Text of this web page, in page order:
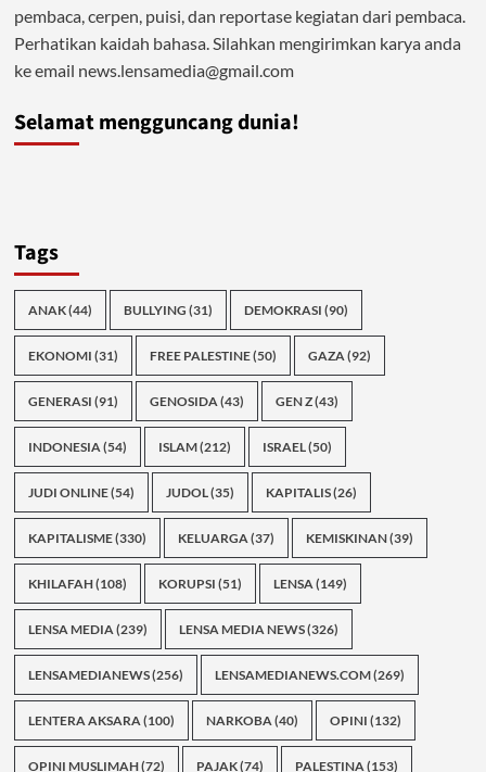
pembaca, cerpen, puisi, dan reportase kegiatan dari pembaca.
Perhatikan kaidah bahasa. Silahkan mengirimkan karya anda
ke email news.lensamedia@gmail.com
Selamat mengguncang dunia!
Tags
ANAK(44) BULLYING (31) DEMOKRASI (90)
EKONOMI (31) FREE PALESTINE(50) GAZA (92)
GENERASI (91) GENOSIDA (43) GEN Z(43)
INDONESIA (54) ISLAM(212) ISRAEL(50)
JUDI ONLINE(54) JUDOL(35) KAPITALIS(26)
KAPITALISME(330) KELUARGA (37) KEMISKINAN(39)
KHILAFAH(108) KORUPSI (51) LENSA (149)
LENSA MEDIA (239) LENSA MEDIA NEWS(326)
LENSAMEDIANEWS(256) LENSAMEDIANEWS.COM(269)
LENTERA AKSARA (100) NARKOBA (40) OPINI (132)
OPINI MUSLIMAH(72) PAJAK(74) PALESTINA (153)